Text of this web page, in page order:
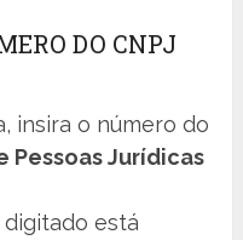
DO CNPJ
insira o número do
Pessoas Jurídicas
está